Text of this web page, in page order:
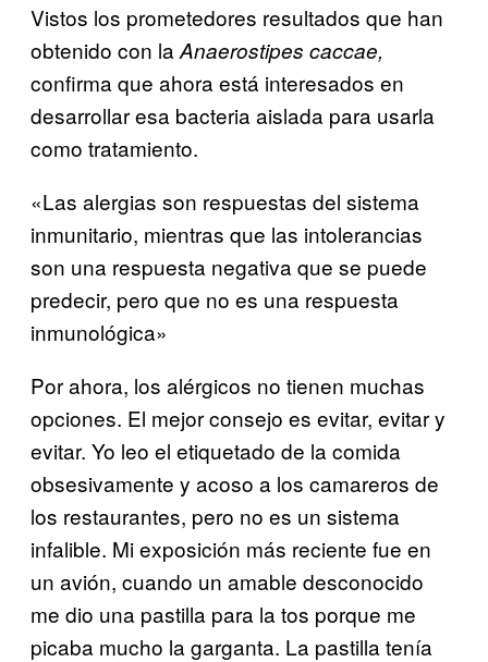
Vistos los prometedores resultados que han
obtenido con la Anaerostipes caccae,
confirma que ahora está interesados en
desarrollar esa bacteria aislada para usarla
como tratamiento.
«Las alergias son respuestas del sistema
inmunitario, mientras que las intolerancias
son una respuesta negativa que se puede
predecir, pero que no es una respuesta
inmunológica»
Por ahora, los alérgicos no tienen muchas
opciones. El mejor consejo es evitar, evitar y
evitar. Yo leo el etiquetado de la comida
obsesivamente y acoso a los camareros de
los restaurantes, pero no es un sistema
infalible. Mi exposición más reciente fue en
un avión, cuando un amable desconocido
me dio una pastilla para la tos porque me
picaba mucho la garganta. La pastilla tenía